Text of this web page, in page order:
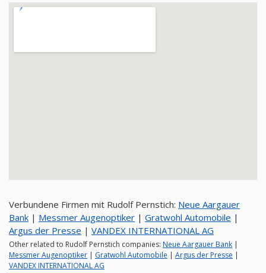
Verbundene Firmen mit Rudolf Pernstich: Neue Aargauer
Bank | Messmer Augenoptiker | Gratwohl Automobile |
Argus der Presse | VANDEX INTERNATIONAL AG
Other related to Rudolf Pernstich companies: Neue Aargauer Bank |
Messmer Augenoptiker | Gratwohl Automobile | Argus der Presse |
VANDEX INTERNATIONAL AG